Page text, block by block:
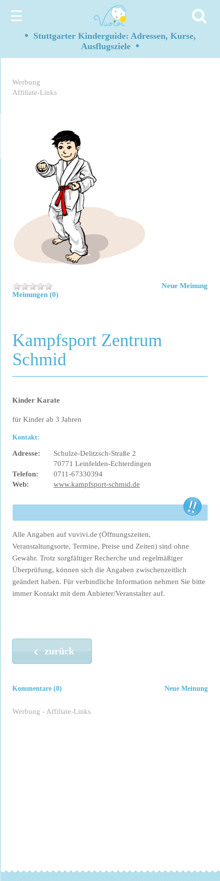
☰
• Stuttgarter Kinderguide: Adressen, Kurse,
Ausflugsziele •
Werbung
Affiliate-Links
Meinungen (0)
Neue Meinung
Kampfsport Zentrum
Schmid
Kinder Karate
für Kinder ab 3 Jahren
Kontakt:
Adresse:
Schulze-Delitzsch-Straße 2
70771 Leinfelden-Echterdingen
Telefon:
0711-67330394
Web:
www.kampfsport-schmid.de
Alle Angaben auf vuvivi.de (Öffnungszeiten,
Veranstaltungsorte, Termine, Preise und Zeiten) sind ohne
Gewähr. Trotz sorgfältiger Recherche und regelmäßiger
Überprüfung, können sich die Angaben zwischenzeitlich
geändert haben. Für verbindliche Information nehmen Sie bitte
immer Kontakt mit dem Anbieter/Veranstalter auf.
zurück
Neue Meinung
Kommentare (0)
Werbung - Affiliate-Links